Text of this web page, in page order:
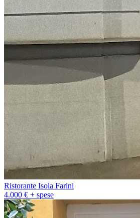
Ristorante Isola Farini
4.000 € + spese